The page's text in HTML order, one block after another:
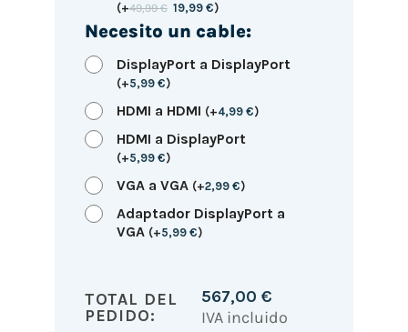
(+49,99€ 19,99€)
Necesito un cable:
DisplayPort a DisplayPort
(+5,99 €)
HDMI a HDMI (+4,99 €)
HDMI a DisplayPort
(+5,99 €)
VGA a VGA (+2,99 €)
Adaptador DisplayPort a
VGA (+5,99 €)
TOTAL DEL
PEDIDO:
567,00 €
IVA incluido